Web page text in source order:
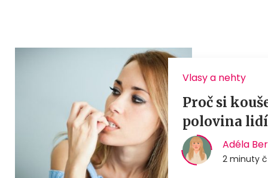
Vlasy a nehty
Proč si
polovina lidí
Adéla
2 minuty